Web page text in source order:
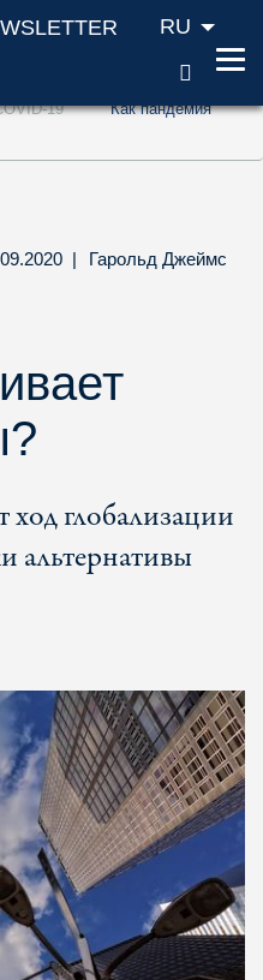
(ключ доступа
доступа '2')
RU
19
Как пандемия
| Гарольд Джеймс
глобализации
альтернативы